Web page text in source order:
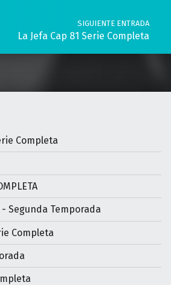
SIGUIENTE ENTRADA
La Jefa Cap 81 Serie Completa
Completa
- Segunda Temporada
Completa